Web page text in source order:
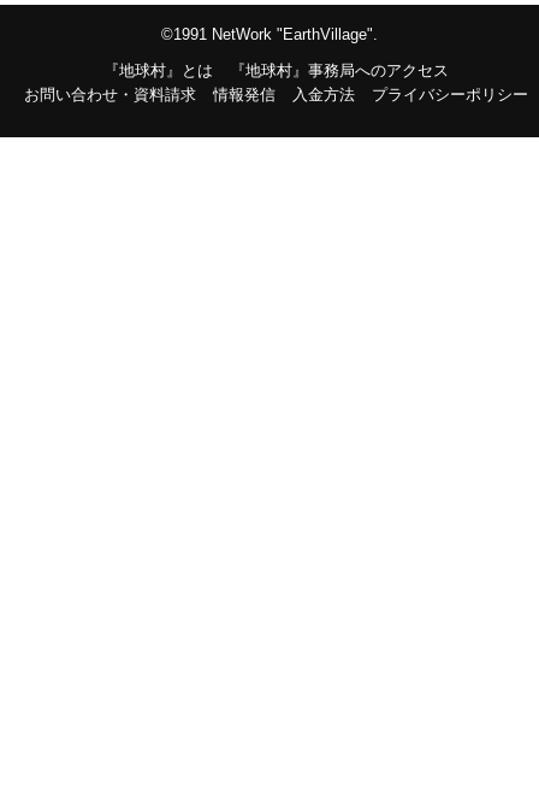
©1991 NetWork "EarthVillage".
『地球村』とは
『地球村』事務局へのアクセス
お問い合わせ・資料請求
情報発信 入金方法 プライバシーポリシー